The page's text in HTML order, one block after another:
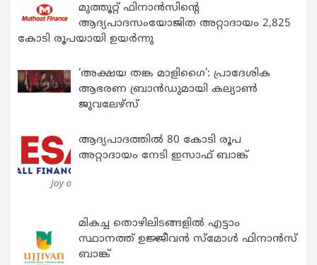
മുത്തൂറ്റ് ഫിനാൻസിന്റെ
ആദ്യപാദസംയോജിത അറ്റാദായം 2,825
കോടി രൂപയായി ഉയർന്നു
‘അക്ഷയ തങ്ക മാളിഗൈ’: പ്രാദേശിക
ആഭരണ ബ്രാന്‍ഡുമായി കല്യാണ്‍
ജുവലേഴ്‌സ്
ആദ്യപാദത്തിൽ 80 കോടി രൂപ
അറ്റാദായം നേടി ഇസാഫ് ബാങ്ക്
മികച്ച തൊഴിലിടങ്ങളിൽ എട്ടാം
സ്ഥാനത്ത് ഉജ്ജീവൻ സ്മോൾ ഫിനാൻസ്
ബാങ്ക്